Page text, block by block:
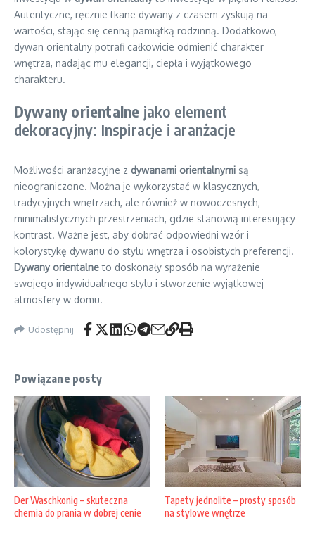
Autentyczne, ręcznie tkane dywany z czasem zyskują na
wartości, stając się cenną pamiątką rodzinną. Dodatkowo,
dywan orientalny potrafi całkowicie odmienić charakter
wnętrza, nadając mu elegancji, ciepła i wyjątkowego
charakteru.
Dywany orientalne jako element
dekoracyjny: Inspiracje i aranżacje
Możliwości aranżacyjne z dywanami orientalnymi są
nieograniczone. Można je wykorzystać w klasycznych,
tradycyjnych wnętrzach, ale również w nowoczesnych,
minimalistycznych przestrzeniach, gdzie stanowią interesujący
kontrast. Ważne jest, aby dobrać odpowiedni wzór i
kolorystykę dywanu do stylu wnętrza i osobistych preferencji.
Dywany orientalneto doskonały sposób na wyrażenie
swojego indywidualnego stylu i stworzenie wyjątkowej
atmosfery w domu.
Udostępnij
Powiązane posty
Der Waschkonig – skuteczna
chemia do prania w dobrej cenie
Tapety jednolite – prosty sposób
na stylowe wnętrze